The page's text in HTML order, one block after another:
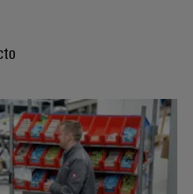
Connectivity Consulting